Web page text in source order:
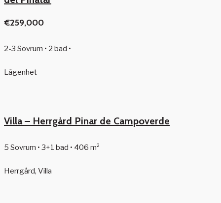
€259,000
2-3 Sovrum • 2 bad •
Lägenhet
Villa – Herrgård Pinar de Campoverde
5 Sovrum • 3+1 bad • 406 m²
Herrgård, Villa